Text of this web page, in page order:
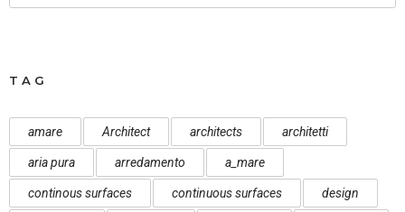
TAG
amare Architect architects architetti
aria pura arredamento a_mare
continous surfaces continuous surfaces design